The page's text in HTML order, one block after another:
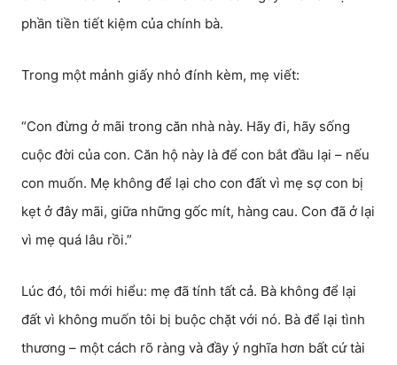
phần tiền tiết kiệm của chính bà.
Trong một mảnh giấy nhỏ đính kèm, mẹ viết:
“Con đừng ở mãi trong căn nhà này. Hãy đi, hãy sống
cuộc đời của con. Căn hộ này là để con bắt đầu lại – nếu
con muốn. Mẹ không để lại cho con đất vì mẹ sợ con bị
kẹt ở đây mãi, giữa những gốc mít, hàng cau. Con đã ở lại
vì mẹ quá lâu rồi.”
Lúc đó, tôi mới hiểu: mẹ đã tính tất cả. Bà không để lại
đất vì không muốn tôi bị buộc chặt với nó. Bà để lại tình
thương – một cách rõ ràng và đầy ý nghĩa hơn bất cứ tài